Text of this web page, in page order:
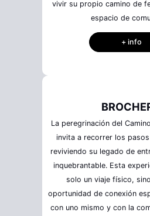
vivir su propio camino de
espacio de
+ info
La peregrinación del
invita a recorrer los
reviviendo su legado de
inquebrantable. Esta
solo un viaje físico,
oportunidad de conexión
con uno mismo y con la